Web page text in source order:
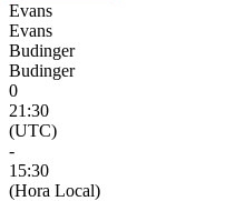
Evans
Evans
Budinger
Budinger
0
21:30
(UTC)
-
15:30
(Hora Local)